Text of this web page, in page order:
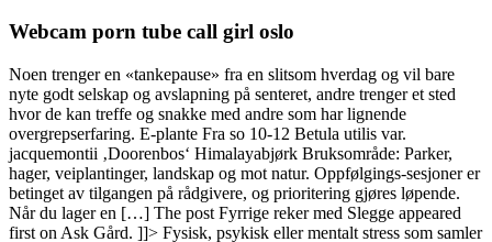
Webcam porn tube call girl oslo
Noen trenger en «tankepause» fra en slitsom hverdag og vil bare
nyte godt selskap og avslapning på senteret, andre trenger et sted
hvor de kan treffe og snakke med andre som har lignende
overgrepserfaring. E-plante Fra so 10-12 Betula utilis var.
jacquemontii ‚Doorenbos‘ Himalayabjørk Bruksområde: Parker,
hager, veiplantinger, landskap og mot natur. Oppfølgings-sesjoner er
betinget av tilgangen på rådgivere, og prioritering gjøres løpende.
Når du lager en […] The post Fyrrige reker med Slegge appeared
first on Ask Gård. ]]> Fysisk, psykisk eller mentalt stress som samler